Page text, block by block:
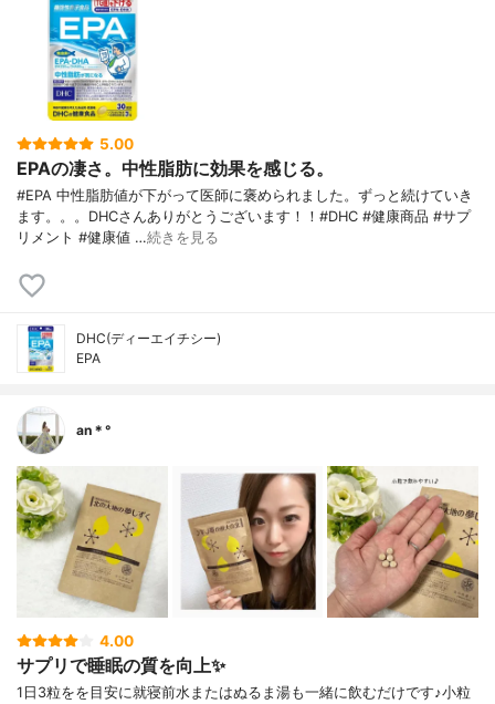
5.00
EPAの凄さ。中性脂肪に効果を感じる。
#EPA 中性脂肪値が下がって医師に褒められました。ずっと続けていき
ます。。。DHCさんありがとうございます！！#DHC #健康商品 #サプ
リメント #健康値 …続きを見る
DHC(ディーエイチシー)
EPA
an＊°
4.00
サプリで睡眠の質を向上✨
1日3粒をを目安に就寝前水またはぬるま湯も一緒に飲むだけです♪小粒